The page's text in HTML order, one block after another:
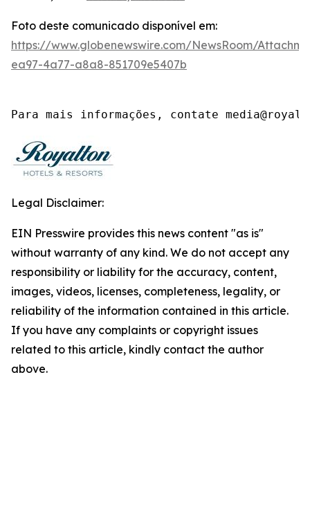
Foto deste comunicado disponível em:
https://www.globenewswire.com/NewsRoom/
ea97-4a77-a8a8-851709e5407b
Para mais informações, contate
Legal Disclaimer:
EIN Presswire provides this news content "as is"
without warranty of any kind. We do not accept any
responsibility or liability for the accuracy, content,
images, videos, licenses, completeness, legality, or
reliability of the information contained in this article.
If you have any complaints or copyright issues
related to this article, kindly contact the author
above.